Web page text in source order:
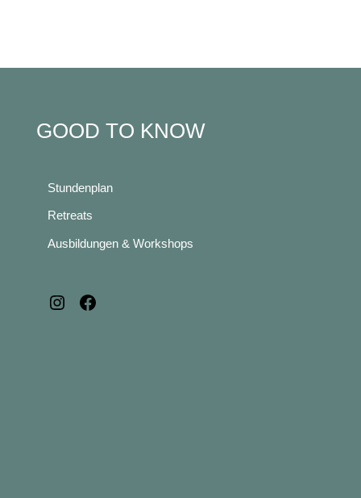
GOOD TO KNOW
Stundenplan
Retreats
Ausbildungen & Workshops
Instagram